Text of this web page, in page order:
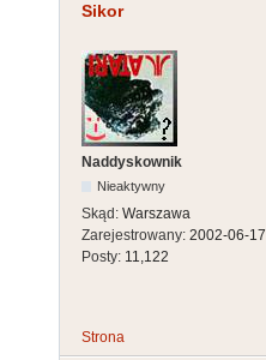
Sikor
Naddyskownik
Nieaktywny
Skąd: Warszawa
Zarejestrowany: 2002-06-17
Posty: 11,122
Strona